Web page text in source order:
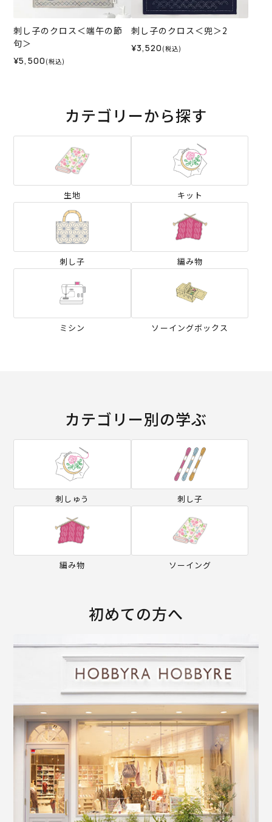
刺し子のクロス＜端午の節
句＞
¥5,500 (税込)
刺し子のクロス＜兜＞2
¥3,520 (税込)
カテゴリーから探す
生地 キット
刺し子 編み物
ミシン ソーイングボックス
カテゴリー別の学ぶ
刺しゅう 刺し子
編み物 ソーイング
初めての方へ